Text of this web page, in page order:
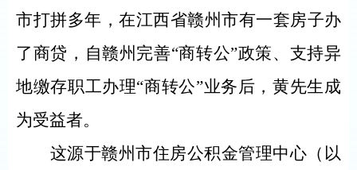
市打拼多年，在江西省赣州市有一套房子办
了商贷，自赣州完善“商转公”政策、支持异
地缴存职工办理“商转公”业务后，黄先生成
为受益者。
这源于赣州市住房公积金管理中心（以